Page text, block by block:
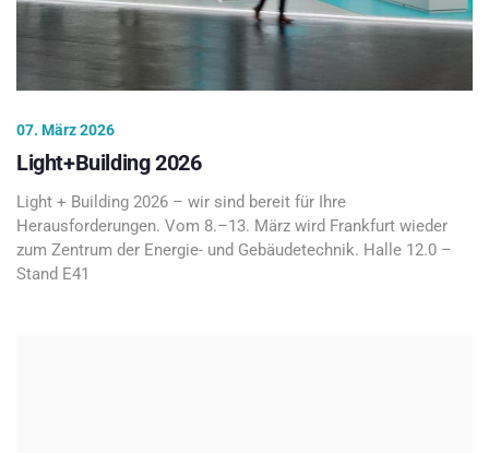
07. März 2026
Light+Building 2026
Light + Building 2026 – wir sind bereit für Ihre
Herausforderungen. Vom 8.–13. März wird Frankfurt wieder
zum Zentrum der Energie- und Gebäudetechnik. Halle 12.0 –
Stand E41